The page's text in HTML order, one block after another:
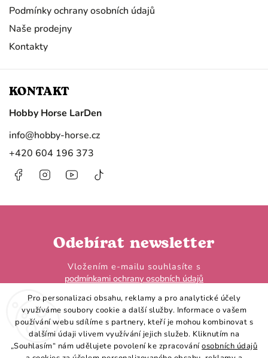
Pro personalizaci obsahu, reklamy a pro analytické účely
využíváme soubory cookie a další služby. Informace o vašem
používání webu sdílíme s partnery, kteří je mohou kombinovat s
dalšími údaji vlivem využívání jejich služeb. Kliknutím na
„Souhlasím“ nám udělujete povolení ke zpracováníosobních údajů
Odebírat newsletter
Vložením e-mailu souhlasíte s
podmínkami ochrany osobních údajů
Přihlásit se
Podmínky ochrany osobních údajů
Naše prodejny
Kontakty
KONTAKT
Hobby Horse LarDen
info@hobby-horse.cz
+420 604 196 373
FacebookInstagramhttps://www.youtube.com/